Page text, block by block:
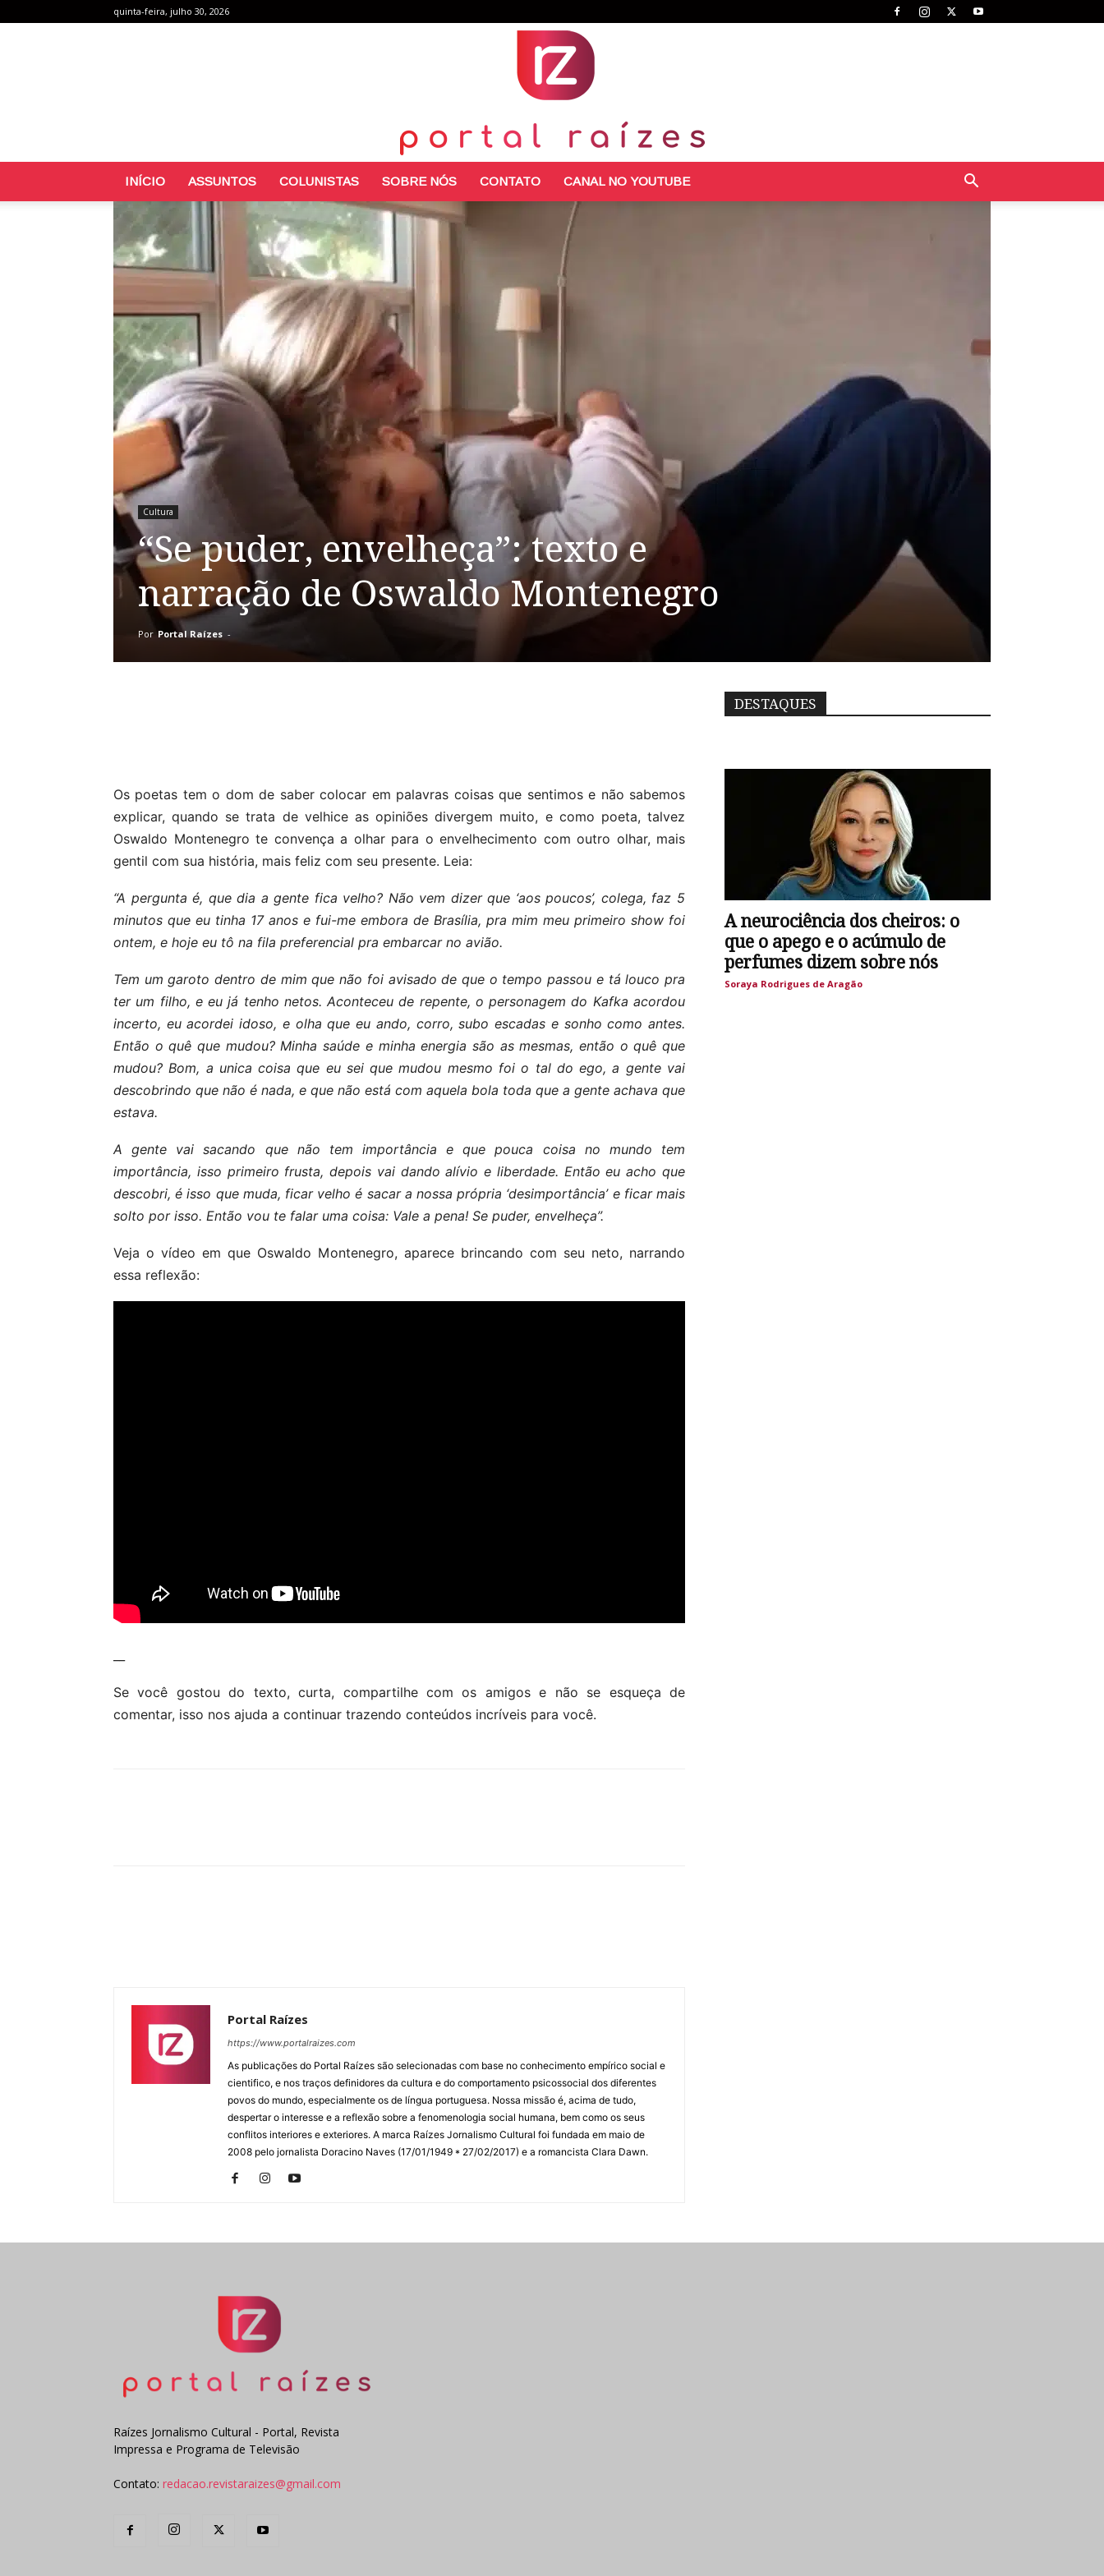
quinta-feira, julho 30, 2026
Portal
INÍCIO ASSUNTOS COLUNISTAS SOBRE NÓS CONTATO CANAL NO YOUTUBE
Cultura
“Se puder, envelheça”: texto e
narração de Oswaldo Montenegro
Por Portal Raízes -
Os poetas tem o dom de saber colocar em palavras coisas que sentimos e não sabemos
explicar, quando se trata de velhice as opiniões divergem muito, e como poeta, talvez
Oswaldo Montenegro te convença a olhar para o envelhecimento com outro olhar, mais
gentil com sua história, mais feliz com seu presente. Leia:
“A pergunta é, que dia a gente fica velho? Não vem dizer que ‘aos poucos’, colega, faz 5
minutos que eu tinha 17 anos e fui-me embora de Brasília, pra mim meu primeiro show foi
ontem, e hoje eu tô na fila preferencial pra embarcar no avião.
Tem um garoto dentro de mim que não foi avisado de que o tempo passou e tá louco pra
ter um filho, e eu já tenho netos. Aconteceu de repente, o personagem do Kafka acordou
incerto, eu acordei idoso, e olha que eu ando, corro, subo escadas e sonho como antes.
Então o quê que mudou? Minha saúde e minha energia são as mesmas, então o quê que
mudou? Bom, a unica coisa que eu sei que mudou mesmo foi o tal do ego, a gente vai
descobrindo que não é nada, e que não está com aquela bola toda que a gente achava que
estava.
A gente vai sacando que não tem importância e que pouca coisa no mundo tem
importância, isso primeiro frusta, depois vai dando alívio e liberdade. Então eu acho que
descobri, é isso que muda, ficar velho é sacar a nossa própria ‘desimportância’ e ficar mais
solto por isso. Então vou te falar uma coisa: Vale a pena! Se puder, envelheça”.
Veja o vídeo em que Oswaldo Montenegro, aparece brincando com seu neto, narrando
essa reflexão:
Se você gostou do texto, curta, compartilhe com os amigos e não se esqueça de
comentar, isso nos ajuda a continuar trazendo conteúdos incríveis para você.
Portal Raízes
https://www.portalraizes.com
As publicações do Portal Raízes são selecionadas com base no conhecimento empírico social e
cientifico, e nos traços definidores da cultura e do comportamento psicossocial dos diferentes
povos do mundo, especialmente os de língua portuguesa. Nossa missão é, acima de tudo,
despertar o interesse e a reflexão sobre a fenomenologia social humana, bem como os seus
conflitos interiores e exteriores. A marca Raízes Jornalismo Cultural foi fundada em maio de
2008 pelo jornalista Doracino Naves (17/01/1949 * 27/02/2017) e a romancista Clara Dawn.
DESTAQUES
A neurociência dos cheiros: o
que o apego e o acúmulo de
perfumes dizem sobre nós
Soraya Rodrigues de Aragão
Raízes Jornalismo Cultural - Portal, Revista
Impressa e Programa de Televisão
Contato: redacao.revistaraizes@gmail.com